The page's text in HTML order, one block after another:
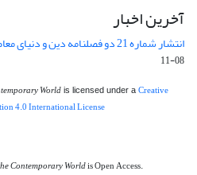
آخرین اخبار
انتشار شماره 21 دو فصلنامه دین و دنیای معاصر، (پاییز و زمستان 1403)
08-11
Worldis licensed under a Creative
4.0 International License
Contemporary Worldis Open Access.